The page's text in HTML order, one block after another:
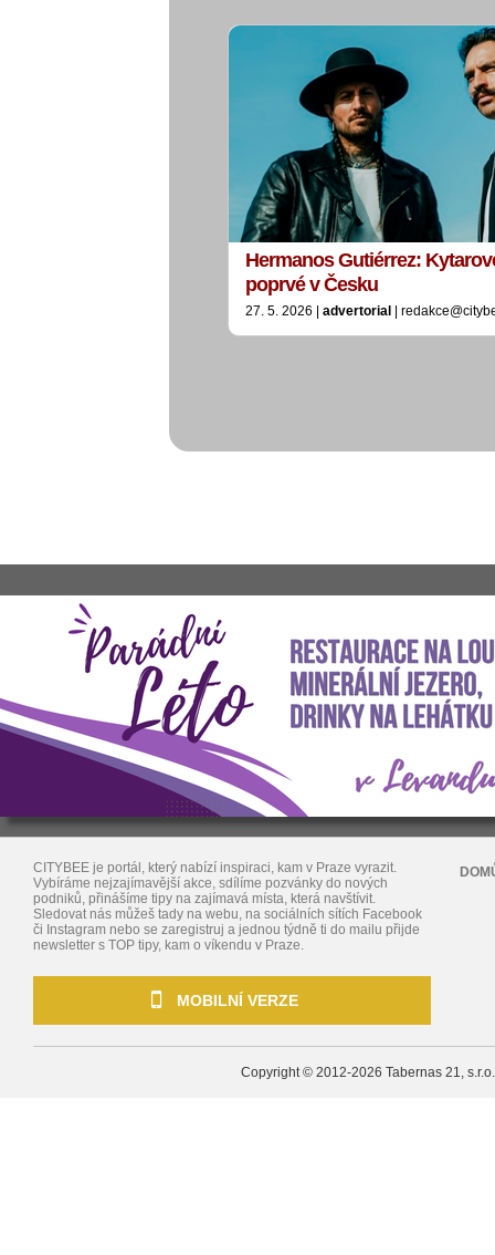
Hermanos Gutiérrez:
poprvé v Česku
27. 5. 2026 | advertorial |
CITYBEE je portál, který nabízí inspiraci, kam v Praze vyrazit.
Vybíráme nejzajímavější akce, sdílíme pozvánky do nových
podniků, přinášíme tipy na zajímavá místa, která navštívit.
Sledovat nás můžeš tady na webu, na sociálních sítích Facebook
či Instagram nebo se zaregistruj a jednou týdně ti do mailu přijde
newsletter s TOP tipy, kam o víkendu v Praze.
MOBILNÍ VERZE
Copyright © 2012-2026 Tabernas 21, s.r.o.